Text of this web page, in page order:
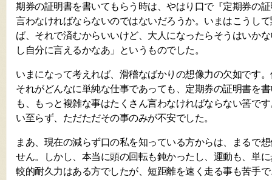
期券の証明書を書いてもらう時は、やはり口で『定期券の
言わなければならないのではないだろうか。いまはこうし
ば、それで済むからいいけど、大人になったらそうはいか
し自分に言えるかなあ」というものでした。
いまになって考えれば、滑稽なばかりの想像力の欠如です
それがどんなに単純な仕事であっても、定期券の証明書を
も、もっと複雑な事はたくさん言わなければならない筈で
い至らず、ただただその事のみが不安でした。
まあ、現在の減らず口の私を知っている方からは、まるで
せん。しかし、本当に頭の回転も鈍かったし、運動も、単
較的耐久力はある方でしたが、短距離を速く走る事も苦手